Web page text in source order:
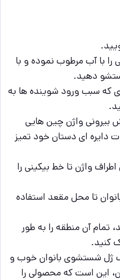
را با آب مرطوب نموده و با
دهید.
که سبب ورود شوینده ها به
بیرونی واژن چین هایی
دایره ای دستان خود تمیز
واژن تا خط بیکینی را
تا محل مقعد استفاده
تمام آن منطقه را به طور
کنید.
ژل شستشوی بانوان خوب و
این است که محصولی را